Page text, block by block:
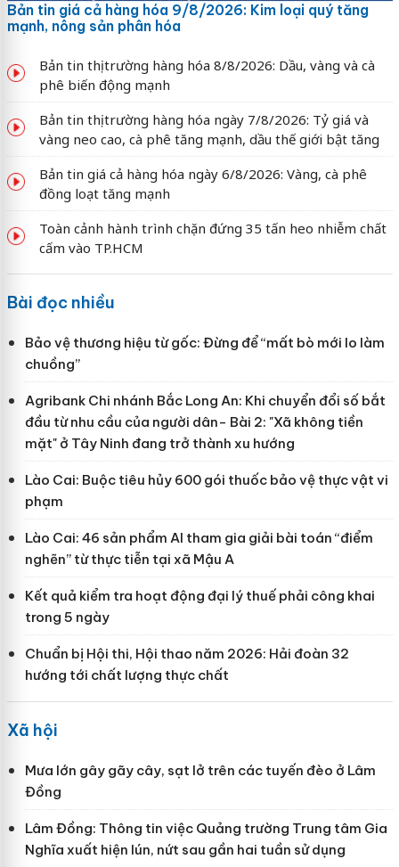
Bản tin giá cả hàng hóa 9/8/2026: Kim loại quý tăng
mạnh, nông sản phân hóa
Bản tin thị trường hàng hóa 8/8/2026: Dầu, vàng và cà
phê biến động mạnh
Bản tin thị trường hàng hóa ngày 7/8/2026: Tỷ giá và
vàng neo cao, cà phê tăng mạnh, dầu thế giới bật tăng
Bản tin giá cả hàng hóa ngày 6/8/2026: Vàng, cà phê
đồng loạt tăng mạnh
Toàn cảnh hành trình chặn đứng 35 tấn heo nhiễm chất
cấm vào TP.HCM
Bài đọc nhiều
Bảo vệ thương hiệu từ gốc: Đừng để “mất bò mới lo làm
chuồng”
Agribank Chi nhánh Bắc Long An: Khi chuyển đổi số bắt
đầu từ nhu cầu của người dân- Bài 2: "Xã không tiền
mặt" ở Tây Ninh đang trở thành xu hướng
Lào Cai: Buộc tiêu hủy 600 gói thuốc bảo vệ thực vật vi
phạm
Lào Cai: 46 sản phẩm AI tham gia giải bài toán “điểm
nghẽn” từ thực tiễn tại xã Mậu A
Kết quả kiểm tra hoạt động đại lý thuế phải công khai
trong 5 ngày
Chuẩn bị Hội thi, Hội thao năm 2026: Hải đoàn 32
hướng tới chất lượng thực chất
Xã hội
Mưa lớn gây gãy cây, sạt lở trên các tuyến đèo ở Lâm
Đồng
Lâm Đồng: Thông tin việc Quảng trường Trung tâm Gia
Nghĩa xuất hiện lún, nứt sau gần hai tuần sử dụng